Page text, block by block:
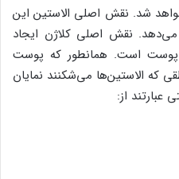
شد. نقش اصلی الاستین این
نقش اصلی کلاژن ایجاد
پوست است. همانطور که پوست
بهبود می‌یابد، ترک پوستی در مناطقی که الاستین‎‌ها می‌شکنند نمایان
از: